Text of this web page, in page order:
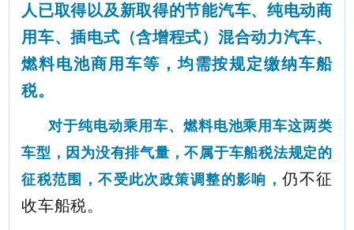
人已取得以及新取得的节能汽车、纯电动商
用车、插电式（含增程式）混合动力汽车、
燃料电池商用车等，均需按规定缴纳车船
税。
对于纯电动乘用车、燃料电池乘用车这两类
车型，因为没有排气量，不属于车船税法规定的
征税范围，不受此次政策调整的影响，仍不征
收车船税。